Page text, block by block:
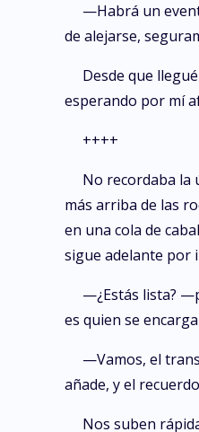
—Habrá un
de alejarse,
Desde que
esperando por mí
++++
No recordaba la
más arriba de las
en una cola de
sigue adelante por
—¿Estás lista?
es quien se
—Vamos, el
añade, y el
Nos suben